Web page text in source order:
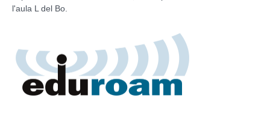
l'aula L del Bo.